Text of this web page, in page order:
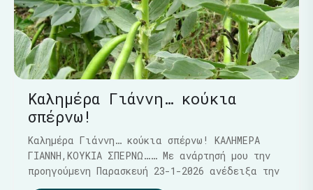
Καλημέρα Γιάννη… κούκια
σπέρνω!
Καλημέρα Γιάννη… κούκια σπέρνω! ΚΑΛΗΜΕΡΑ
ΓΙΑΝΝΗ,ΚΟΥΚΙΑ ΣΠΕΡΝΩ…… Με ανάρτησή μου την
προηγούμενη Παρασκευή 23-1-2026 ανέδειξα την